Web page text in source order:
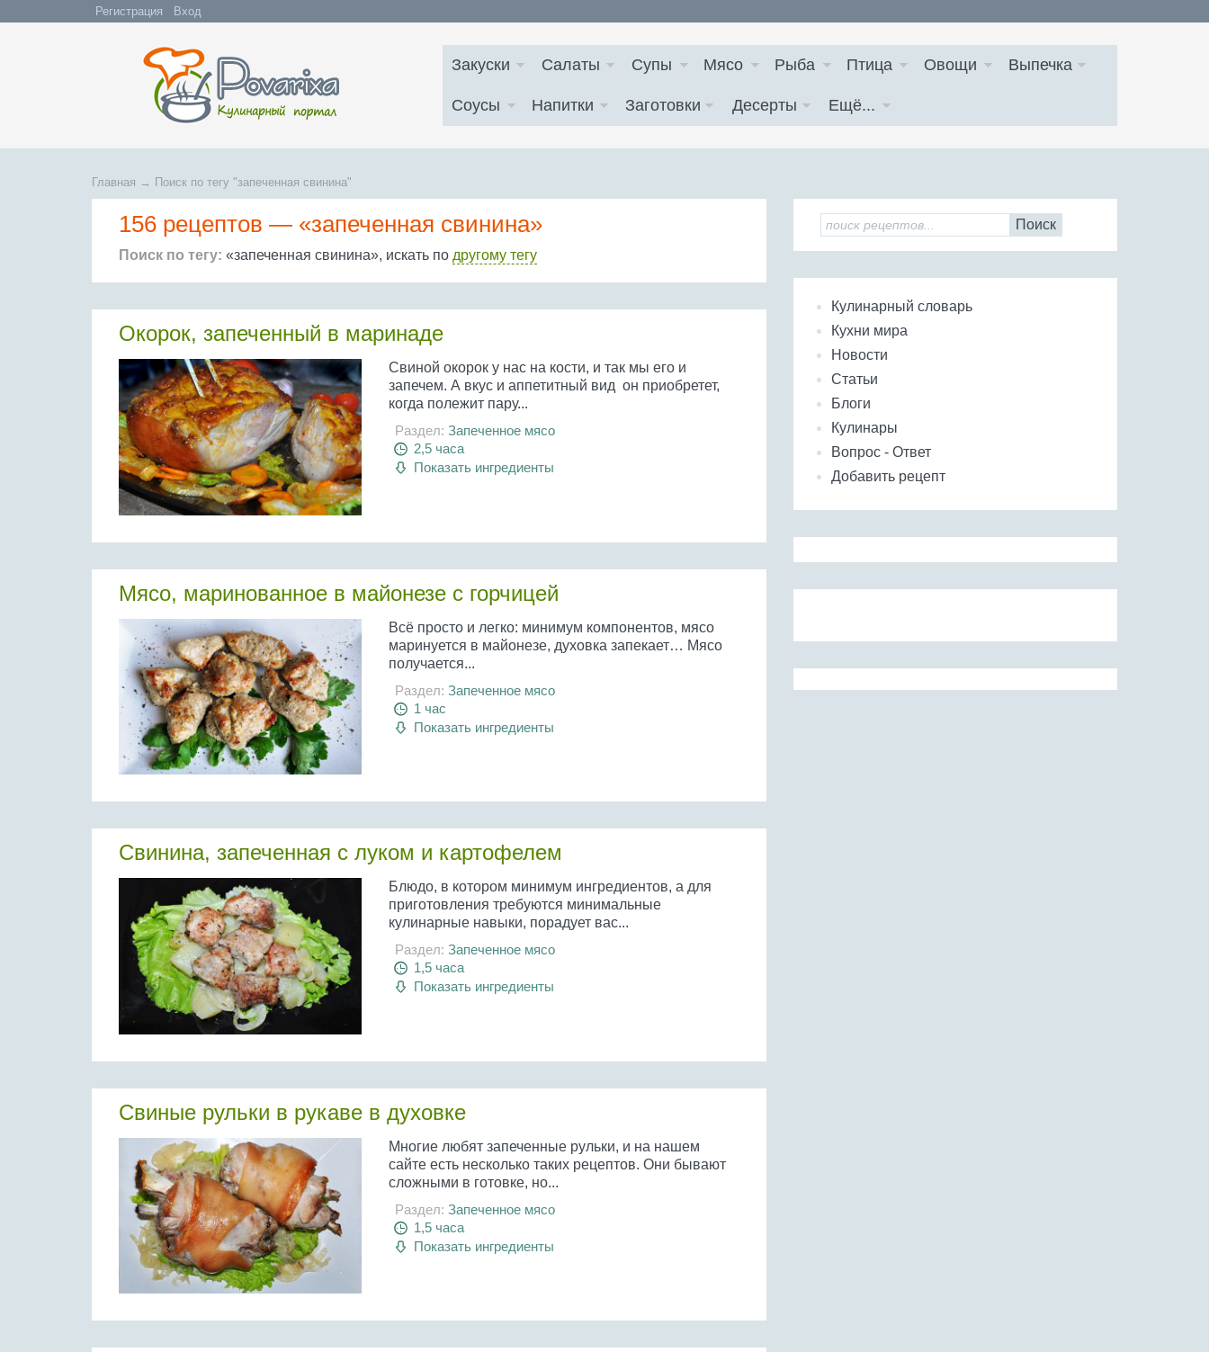
Регистрация Вход
Закуски Салаты Супы Мясо Рыба Птица Овощи Выпечка
Соусы Напитки Заготовки Десерты Ещё...
Главная → Поиск по тегу "запеченная свинина"
156 рецептов — «запеченная свинина»
Поиск по тегу: «запеченная свинина», искать по другому тегу
Окорок, запеченный в маринаде
Свиной окорок у нас на кости, и так мы его и
запечем. А вкус и аппетитный вид он приобретет,
когда полежит пару...
Раздел: Запеченное мясо
2,5 часа
Показать ингредиенты
Мясо, маринованное в майонезе с горчицей
Всё просто и легко: минимум компонентов, мясо
маринуется в майонезе, духовка запекает… Мясо
получается...
Раздел: Запеченное мясо
1 час
Показать ингредиенты
Свинина, запеченная с луком и картофелем
Блюдо, в котором минимум ингредиентов, а для
приготовления требуются минимальные
кулинарные навыки, порадует вас...
Раздел: Запеченное мясо
1,5 часа
Показать ингредиенты
Свиные рульки в рукаве в духовке
Многие любят запеченные рульки, и на нашем
сайте есть несколько таких рецептов. Они бывают
сложными в готовке, но...
Раздел: Запеченное мясо
1,5 часа
Показать ингредиенты
Поиск
Кулинарный словарь
Кухни мира
Новости
Статьи
Блоги
Кулинары
Вопрос - Ответ
Добавить рецепт